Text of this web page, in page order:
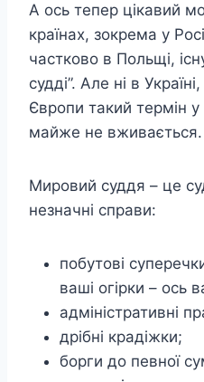
А ось тепер цікавий
країнах, зокрема у
частково в Польщі,
судді”. Але ні в
Європи такий термін
майже не вживається.
Мировий суддя – це
незначні справи:
побутові
ваші огірки – ось
адміністративні
дрібні крадіжки;
борги до певної